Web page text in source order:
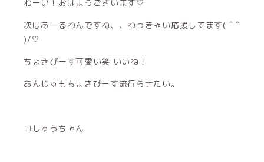
わーい！おはようございます♡
次はあーるわんですね、、わっきゃい応援してます( ˆ ˆ
)/♡
ちょきぴーす可愛い笑 いいね！
あんじゅもちょきぴーす流行らせたい。
□しゅうちゃん